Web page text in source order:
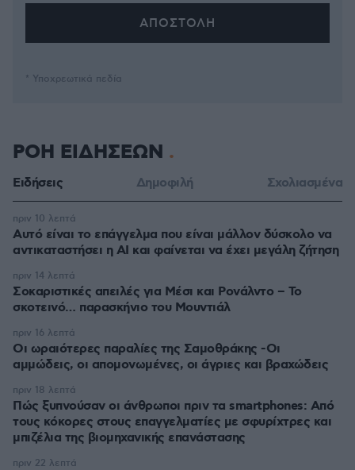
* Υποχρεωτικά πεδία
ΡΟΗ ΕΙΔΗΣΕΩΝ
Ειδήσεις Δημοφιλή Σχολιασμένα
Αυτό είναι το επάγγελμα που είναι μάλλον δύσκολο να
αντικαταστήσει η AI και φαίνεται να έχει μεγάλη ζήτηση
πριν 10 λεπτά
Σοκαριστικές απειλές για Μέσι και Ρονάλντο – Το
σκοτεινό… παρασκήνιο του Μουντιάλ
πριν 14 λεπτά
Οι ωραιότερες παραλίες της Σαμοθράκης -Οι
αμμώδεις, οι απομονωμένες, οι άγριες και βραχώδεις
πριν 16 λεπτά
Πώς ξυπνούσαν οι άνθρωποι πριν τα smartphones: Από
τους κόκορες στους επαγγελματίες με σφυρίχτρες και
μπιζέλια της βιομηχανικής επανάστασης
πριν 18 λεπτά
πριν 22 λεπτά